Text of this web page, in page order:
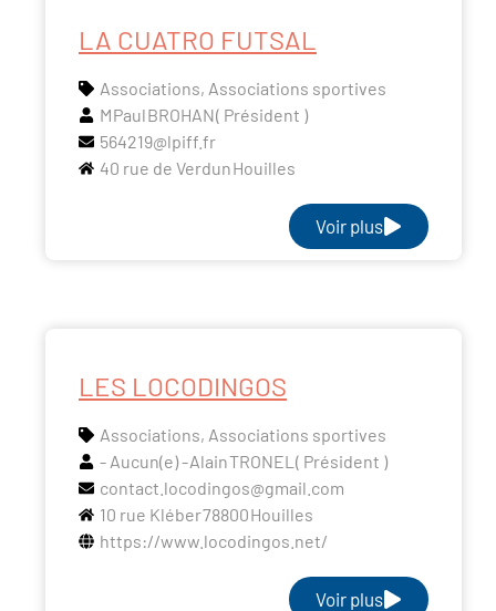
LA CUATRO FUTSAL
Associations, Associations sportives
MPaulBROHAN( Président )
564219@lpiff.fr
40 rue de VerdunHouilles
Voir plus
LES LOCODINGOS
Associations, Associations sportives
- Aucun(e) -AlainTRONEL ( Président )
contact.locodingos@gmail.com
10 rue Kléber78800Houilles
https://www.locodingos.net/
Voir plus